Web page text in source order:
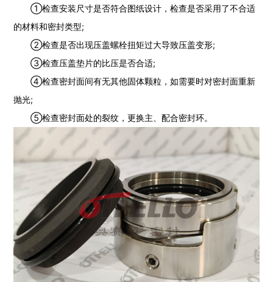
①检查安装尺寸是否符合图纸设计，检查是否采用了不合适
的材料和密封类型;
②检查是否出现压盖螺栓扭矩过大导致压盖变形;
③检查压盖垫片的比压是否合适;
④检查密封面间有无其他固体颗粒，如需要时对密封面重新
抛光;
⑤检查密封面处的裂纹，更换主、配合密封环。